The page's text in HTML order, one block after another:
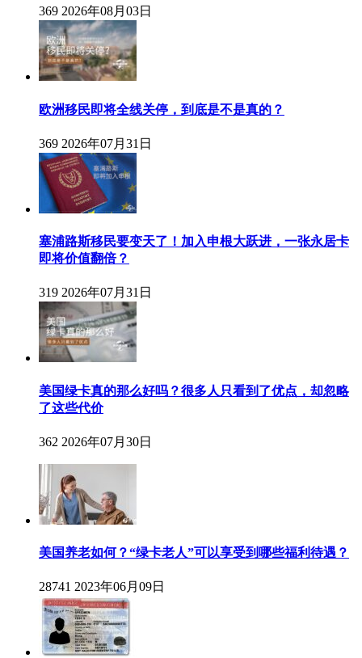
369 2026年08月03日
欧洲移民即将全线关停，到底是不是真的？
369 2026年07月31日
塞浦路斯移民要变天了！加入申根大跃进，一张永居卡
即将价值翻倍？
319 2026年07月31日
美国绿卡真的那么好吗？很多人只看到了优点，却忽略
了这些代价
362 2026年07月30日
美国养老如何？“绿卡老人”可以享受到哪些福利待遇？
28741 2023年06月09日